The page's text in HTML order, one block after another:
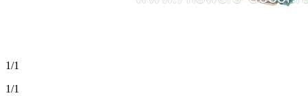
1/1
1/1